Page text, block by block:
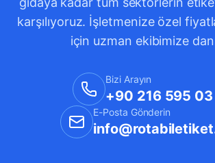
karşılıyoruz. İşletmenize özel
için uzman ekibimize
Bizi Arayın
+90 216 595
E-Posta Gönderin